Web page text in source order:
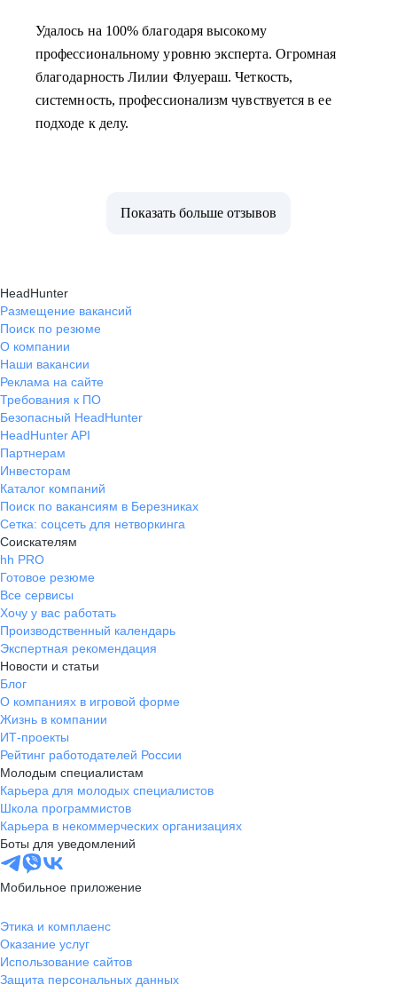
Удалось на 100% благодаря высокому
профессиональному уровню эксперта. Огромная
благодарность Лилии Флуераш. Четкость,
системность, профессионализм чувствуется в ее
подходе к делу.
Показать больше отзывов
HeadHunter
Размещение вакансий
Поиск по резюме
О компании
Наши вакансии
Реклама на сайте
Требования к ПО
Безопасный HeadHunter
HeadHunter API
Партнерам
Инвесторам
Каталог компаний
Поиск по вакансиям в Березниках
Сетка: соцсеть для нетворкинга
Соискателям
hh PRO
Готовое резюме
Все сервисы
Хочу у вас работать
Производственный календарь
Экспертная рекомендация
Новости и статьи
Блог
О компаниях в игровой форме
Жизнь в компании
ИТ-проекты
Рейтинг работодателей России
Молодым специалистам
Карьера для молодых специалистов
Школа программистов
Карьера в некоммерческих организациях
Боты для уведомлений
Мобильное приложение
Этика и комплаенс
Оказание услуг
Использование сайтов
Защита персональных данных